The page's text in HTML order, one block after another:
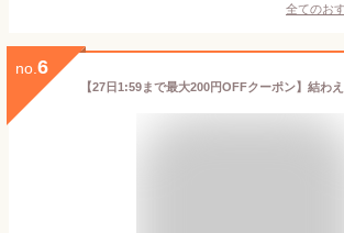
全てのお
no. 6